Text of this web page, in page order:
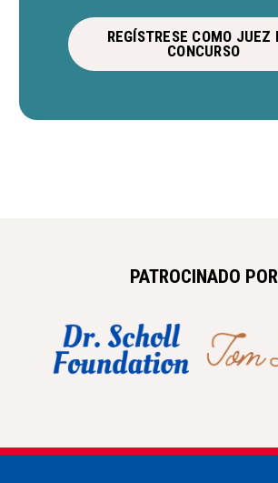
REGÍSTRESE COMO JUEZ
CONCURSO
PATROCINADO POR